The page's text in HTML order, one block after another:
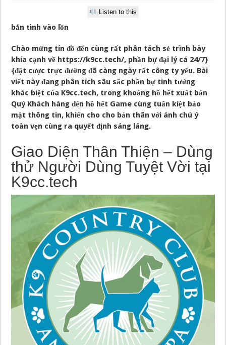
Listen to this
bắn tinh vào lồn
Chào mừng tín đồ đến cùng rất phân tách sẻ trình bày
khía cạnh về https://k9cc.tech/, phần bự đại lý cá 24/7}
{đặt cược trực đường đã càng ngày rất công ty yếu. Bài
viết này đang phân tích sâu sắc phần bự tinh tướng
khác biệt của K9cc.tech, trong khoảng hồ hết xuất bản
Quý Khách hàng đến hồ hết Game cùng tuấn kiệt bảo
mật thông tin, khiến cho cho bản thân với ánh chú ý
toàn vẹn cùng ra quyết định sáng láng.
Giao Diện Thân Thiện – Dùng
thử Người Dùng Tuyệt Vời tại
K9cc.tech